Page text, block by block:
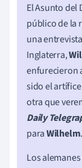
El Asunto del
público de la
una
Inglaterra,
enfurecieron
sido el
otra que
Daily
paraWilhelm.
Los